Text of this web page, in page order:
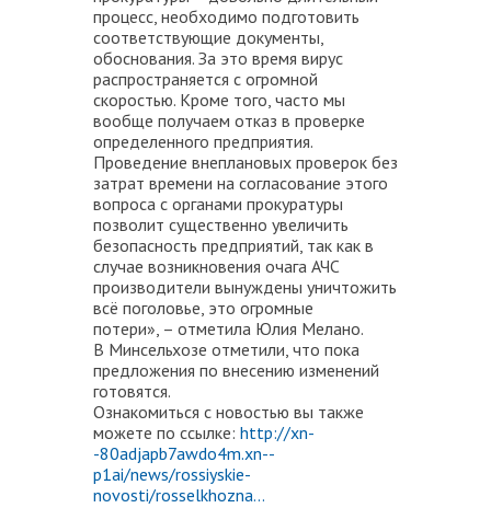
процесс, необходимо подготовить
соответствующие документы,
обоснования. За это время вирус
распространяется с огромной
скоростью. Кроме того, часто мы
вообще получаем отказ в проверке
определенного предприятия.
Проведение внеплановых проверок без
затрат времени на согласование этого
вопроса с органами прокуратуры
позволит существенно увеличить
безопасность предприятий, так как в
случае возникновения очага АЧС
производители вынуждены уничтожить
всё поголовье, это огромные
потери», – отметила Юлия Мелано.
В Минсельхозе отметили, что пока
предложения по внесению изменений
готовятся.
Ознакомиться с новостью вы также
можете по ссылке: http://xn-
-80adjapb7awdo4m.xn--
p1ai/news/rossiyskie-
novosti/rosselkhozna...